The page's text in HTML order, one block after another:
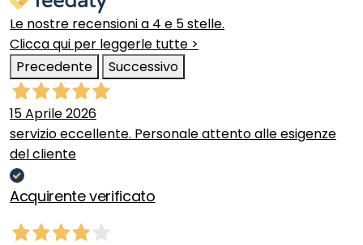
Le nostre recensioni a 4 e 5 stelle.
Clicca qui per leggerle tutte >
Precedente
Successivo
15 Aprile 2026
servizio eccellente. Personale attento alle esigenze
del cliente
Acquirente verificato